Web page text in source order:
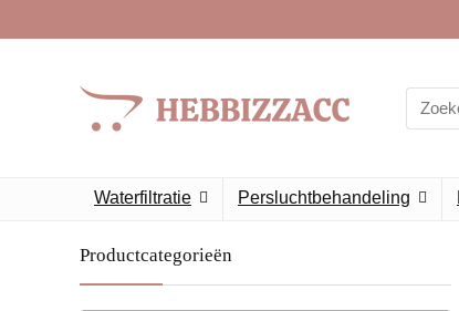
Search
for:
Waterfiltratie Persluchtbehandeling
Productcategorieën